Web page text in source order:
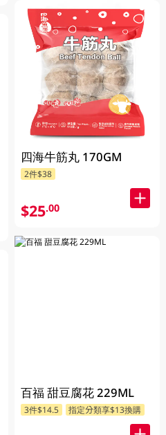
四海牛筋丸 170GM
2件$38
$25.00
百福 甜豆腐花 229ML
3件$14.5 指定分類享$13換購